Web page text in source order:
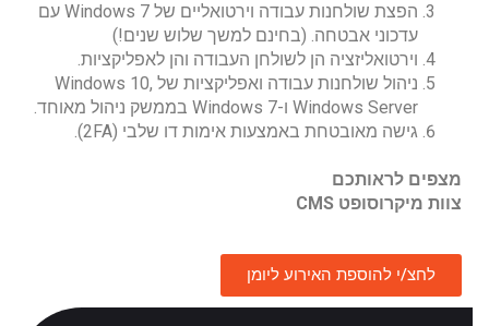
הפצת שולחנות עבודה וירטואליים של Windows 7 עם
עדכוני אבטחה. (בחינם למשך שלוש שנים!)
וירטואליזציה הן לשולחן העבודה והן לאפליקציות.
ניהול שולחנות עבודה ואפליקציות של Windows 10,
Windows Server ו-Windows 7 בממשק ניהול מאוחד.
גישה מאובטחת באמצעות אימות דו שלבי (2FA).
מצפים לראותכם
צוות מיקרוסופט CMS
לחצ/י להוספת האירוע ליומן